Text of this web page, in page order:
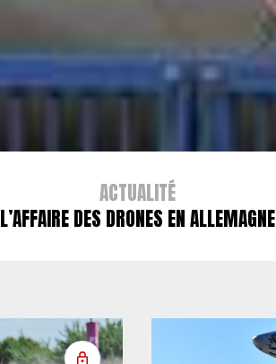
ACTUALITÉ
L’AFFAIRE DES DRONES EN ALLEMAGNE